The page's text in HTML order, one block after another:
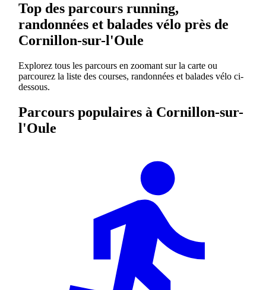
Top des parcours running,
randonnées et balades vélo près de
Cornillon-sur-l'Oule
Explorez tous les parcours en zoomant sur la carte ou
parcourez la liste des courses, randonnées et balades vélo ci-
dessous.
Parcours populaires à Cornillon-sur-
l'Oule